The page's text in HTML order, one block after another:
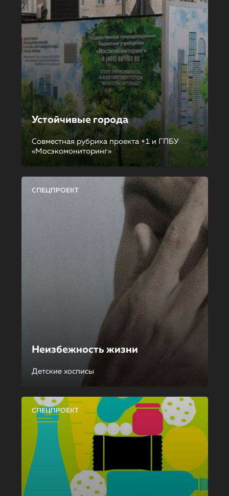
Устойчивые города
Совместная рубрика проекта +1 и ГПБУ
«Мосэкомониторинг»
СПЕЦПРОЕКТ
Неизбежность жизни
Детские хосписы
СПЕЦПРОЕКТ